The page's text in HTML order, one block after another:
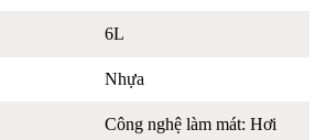
6L
Nhựa
Công nghệ làm mát: Hơi